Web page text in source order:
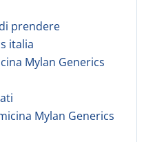
prendere
italia
Mylan Generics
Mylan Generics